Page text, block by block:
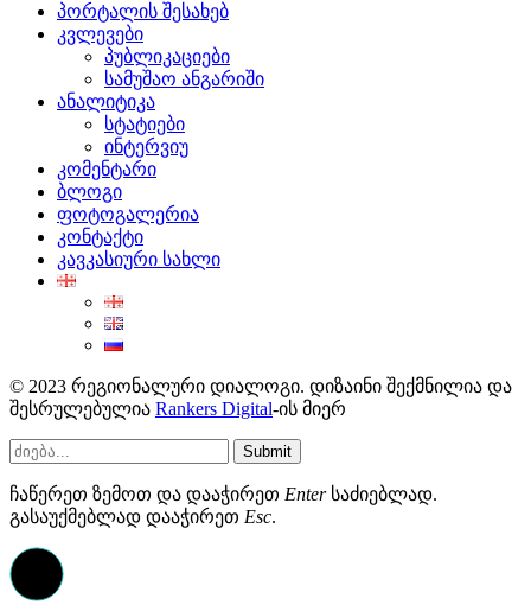
პორტალის შესახებ
კვლევები
პუბლიკაციები
სამუშაო ანგარიში
ანალიტიკა
სტატიები
ინტერვიუ
კომენტარი
ბლოგი
ფოტოგალერია
კონტაქტი
კავკასიური სახლი
© 2023 რეგიონალური დიალოგი. დიზაინი შექმნილია და
შესრულებულია Rankers Digital-ის მიერ
Submit
ჩაწერეთ ზემოთ და დააჭირეთ Enterსაძიებლად.
გასაუქმებლად დააჭირეთ Esc.